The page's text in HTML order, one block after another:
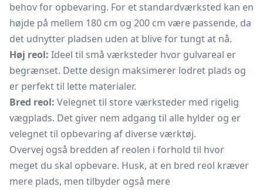
behov for opbevaring. For et standardværksted kan en
højde på mellem 180 cm og 200 cm være passende, da
det udnytter pladsen uden at blive for tungt at nå.
Høj reol: Ideel til små værksteder hvor gulvareal er
begrænset. Dette design maksimerer lodret plads og
er perfekt til lette materialer.
Bred reol: Velegnet til store værksteder med rigelig
vægplads. Det giver nem adgang til alle hylder og er
velegnet til opbevaring af diverse værktøj.
Overvej også bredden af reolen i forhold til hvor
meget du skal opbevare. Husk, at en bred reol kræver
mere plads, men tilbyder også mere